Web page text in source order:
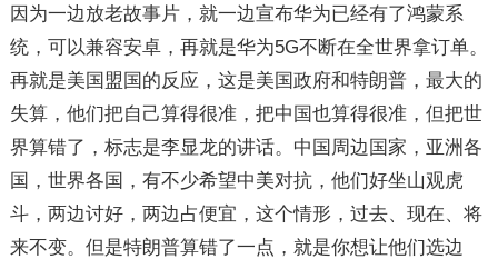
因为一边放老故事片，就一边宣布华为已经有了鸿蒙系
统，可以兼容安卓，再就是华为5G不断在全世界拿订单。
再就是美国盟国的反应，这是美国政府和特朗普，最大的
失算，他们把自己算得很准，把中国也算得很准，但把世
界算错了，标志是李显龙的讲话。中国周边国家，亚洲各
国，世界各国，有不少希望中美对抗，他们好坐山观虎
斗，两边讨好，两边占便宜，这个情形，过去、现在、将
来不变。但是特朗普算错了一点，就是你想让他们选边